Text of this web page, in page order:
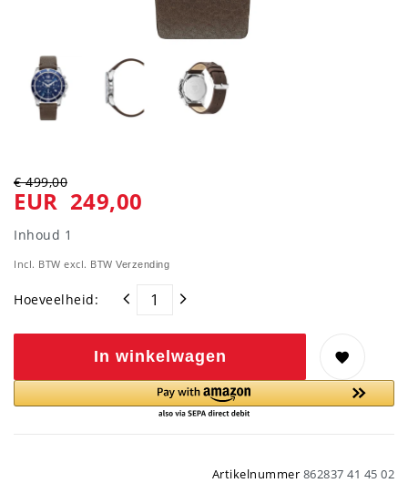
€ 499,00
EUR 249,00
Inhoud 1
Incl. BTW excl. BTW Verzending
Hoeveelheid:
In winkelwagen
Artikelnummer 862837 41 45 02